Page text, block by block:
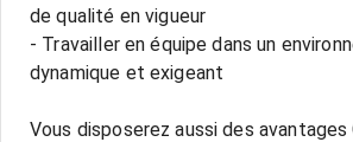
de qualité en vigueur
- Travailler en équipe dans un
dynamique et exigeant
Vous disposerez aussi des avantages